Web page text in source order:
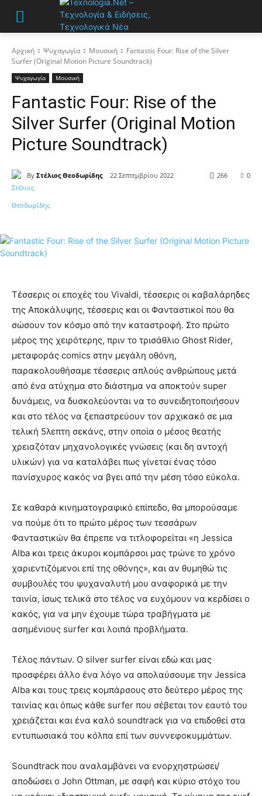
Αρχική Ψυχαγωγία Μουσική
Fantastic Four: Rise of the Silver
Surfer (Original Motion Picture Soundtrack)
Ψυχαγωγία Μουσική
Fantastic Four: Rise of the
Silver Surfer (Original Motion
Picture Soundtrack)
By Στέλιος Θεοδωρίδης 22 Σεπτεμβρίου 2022 0
266
Τέσσερις οι εποχές του Vivaldi, τέσσερις οι καβαλάρηδες
της Αποκάλυψης, τέσσερις και οι Φανταστικοί που θα
σώσουν τον κόσμο από την καταστροφή. Στο πρώτο
μέρος της χειρότερης, πριν το τρισάθλιο Ghost Rider,
μεταφοράς comics στην μεγάλη οθόνη,
παρακολουθήσαμε τέσσερις απλούς ανθρώπους μετά
από ένα ατύχημα στο διάστημα να αποκτούν super
δυνάμεις, να δυσκολεύονται να το συνειδητοποιήσουν
και στο τέλος να ξεπαστρεύουν τον αρχικακό σε μια
τελική 5λεπτη σεκάνς, στην οποία ο μέσος θεατής
χρειαζόταν μηχανολογικές γνώσεις (και δη αντοχή
υλικών) για να καταλάβει πως γίνεται ένας τόσο
πανίσχυρος κακός να βγει από την μέση τόσο εύκολα.
Σε καθαρά κινηματογραφικό επίπεδο, θα μπορούσαμε
να πούμε ότι το πρώτο μέρος των τεσσάρων
Φανταστικών θα έπρεπε να τιτλοφορείται «η Jessica
Alba και τρεις άκυροι κομπάρσοι μας τρώνε το χρόνο
χαριεντιζόμενοι επί της οθόνης», και αν θυμηθώ τις
συμβουλές του ψυχαναλυτή μου αναφορικά με την
ταινία, ίσως τελικά στο τέλος να ευχόμουν να κερδίσει ο
κακός, για να μην έχουμε τώρα τραβήγματα με
ασημένιους surfer και λοιπά προβλήματα.
Τέλος πάντων. Ο silver surfer είναι εδώ και μας
προσφέρει άλλο ένα λόγο να απολαύσουμε την Jessica
Alba και τους τρεις κομπάρσους στο δεύτερο μέρος της
ταινίας και όπως κάθε surfer που σέβεται τον εαυτό του
χρειάζεται και ένα καλό soundtrack για να επιδοθεί στα
εντυπωσιακά του κόλπα επί των συννεφοκυμμάτων.
Soundtrack που αναλαμβάνει να ενορχηστρώσει/
αποδώσει ο John Ottman, με σαφή και κύριο στόχο του